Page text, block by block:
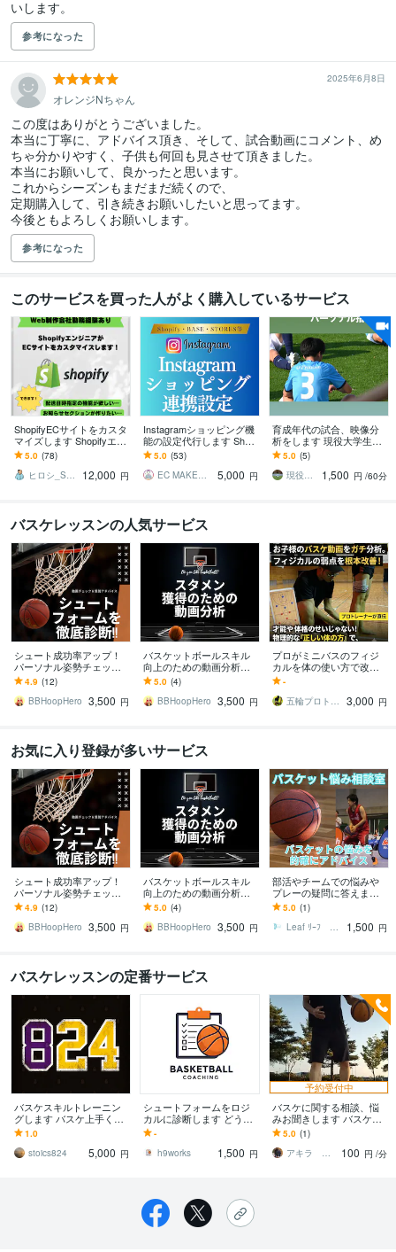
いします。
参考になった
2025年6月8日
オレンジNちゃん
この度はありがとうございました。
本当に丁寧に、アドバイス頂き、そして、試合動画にコメント、め
ちゃ分かりやすく、子供も何回も見させて頂きました。
本当にお願いして、良かったと思います。
これからシーズンもまだまだ続くので、
定期購入して、引き続きお願いしたいと思ってます。
今後ともよろしくお願いします。
参考になった
このサービスを買った人がよく購入しているサービス
ShopifyECサイトをカスタ
マイズします Shopifyエン
ジニアが柔軟にカスタマ
イズいたします！
5.0 (78)
ヒロシ_Shopifyパートナー
12,000 円
Instagramショッピング機
能の設定代行します Shopi
fy/BASE/STORES等お気
軽にご相談下さい
5.0 (53)
EC MAKE◎Shopifyパートナー
5,000 円
育成年代の試合、映像分
析をします 現役大学生プ
レイヤーとしてより近い
目線でサポートします！
5.0 (5)
現役大学生サッカーコーチ
1,500 円 /60分
バスケレッスンの人気サービス
シュート成功率アップ！
パーソナル姿勢チェック
します 成功の鍵は「正し
い姿勢」自信をつけて勝
利への道を切り開け！
4.9 (12)
BBHoopHero 3,500 円
バスケットボールスキル
向上のための動画分析し
ます スタメン争いに挑む
ための戦術的なアドバイ
ス
5.0 (4)
BBHoopHero 3,500 円
プロがミニバスのフィジ
カルを体の使い方で改善
します 当たり強い・抜か
れない・速い切り返し・
ジャンプ力を手に入れる
-
五輪プロトレーナーの子供向け身体操作相談
3,000 円
お気に入り登録が多いサービス
シュート成功率アップ！
パーソナル姿勢チェック
します 成功の鍵は「正し
い姿勢」自信をつけて勝
利への道を切り開け！
4.9 (12)
BBHoopHero 3,500 円
バスケットボールスキル
向上のための動画分析し
ます スタメン争いに挑む
ための戦術的なアドバイ
ス
5.0 (4)
BBHoopHero 3,500 円
部活やチームでの悩みや
プレーの疑問に答えます
部活では教えてくれない
リアルな声を届けます
5.0 (1)
Leaf ﾘｰﾌ ～からだの相談所～
1,500 円
バスケレッスンの定番サービス
バスケスキルトレーニン
グします バスケ上手くな
りましょう！！個人と差
をつけたい形必見！！
1.0
stoics824
5,000 円
シュートフォームをロジ
カルに診断します どうし
たらシュートが入るよう
になるかをわかりやすく
説明します
-
h9works
1,500 円
予約受付中
バスケに関する相談、悩
みお聞きします バスケで
悩んでる事、相談してみ
ませんか?グチでも可
5.0 (1)
アキラ バスケの悩み、相談受けます
100 円 /分